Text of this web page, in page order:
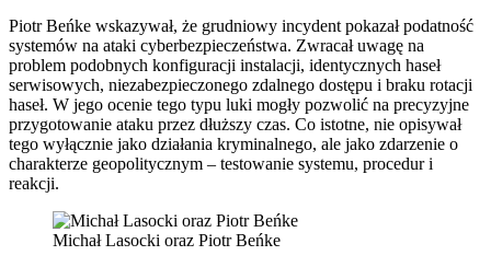
Piotr Beńke wskazywał, że grudniowy incydent pokazał podatność
systemów na ataki cyberbezpieczeństwa. Zwracał uwagę na
problem podobnych konfiguracji instalacji, identycznych haseł
serwisowych, niezabezpieczonego zdalnego dostępu i braku rotacji
haseł. W jego ocenie tego typu luki mogły pozwolić na precyzyjne
przygotowanie ataku przez dłuższy czas. Co istotne, nie opisywał
tego wyłącznie jako działania kryminalnego, ale jako zdarzenie o
charakterze geopolitycznym – testowanie systemu, procedur i
reakcji.
Michał Lasocki oraz Piotr Beńke